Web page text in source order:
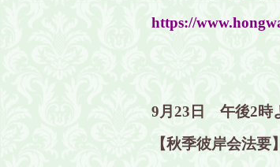
https://
9月23日 午後2時
【秋季彼岸会法要